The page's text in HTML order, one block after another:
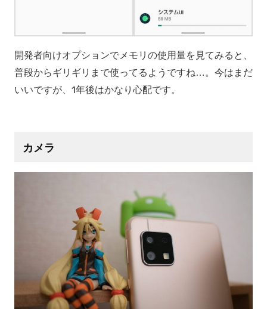
開発者向けオプションでメモリの使用量を見てみると、
普段からギリギリまで使ってるようですね…。今はまだ
いいですが、1年後はかなり心配です。
カメラ